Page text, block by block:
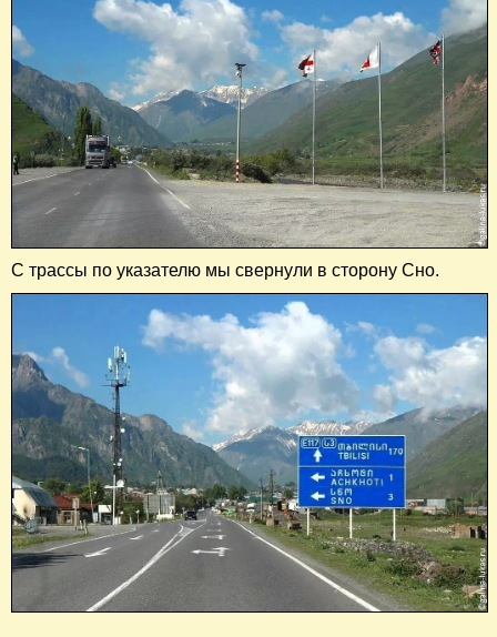
С трассы по указателю мы свернули в сторону Сно.